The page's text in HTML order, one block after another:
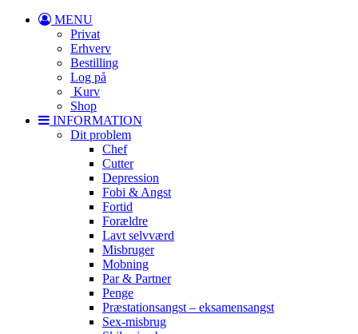
MENU
Privat
Erhverv
Bestilling
Log på
Kurv
Shop
INFORMATION
Dit problem
Chef
Cutter
Depression
Fobi & Angst
Fortid
Forældre
Lavt selvværd
Misbruger
Mobning
Par & Partner
Penge
Præstationsangst – eksamensangst
Sex-misbrug